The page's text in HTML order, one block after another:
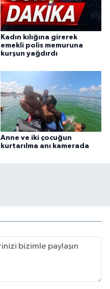
Kadın kılığına girerek
emekli polis memuruna
kurşun yağdırdı
Anne ve iki çocuğun
kurtarılma anı kamerada